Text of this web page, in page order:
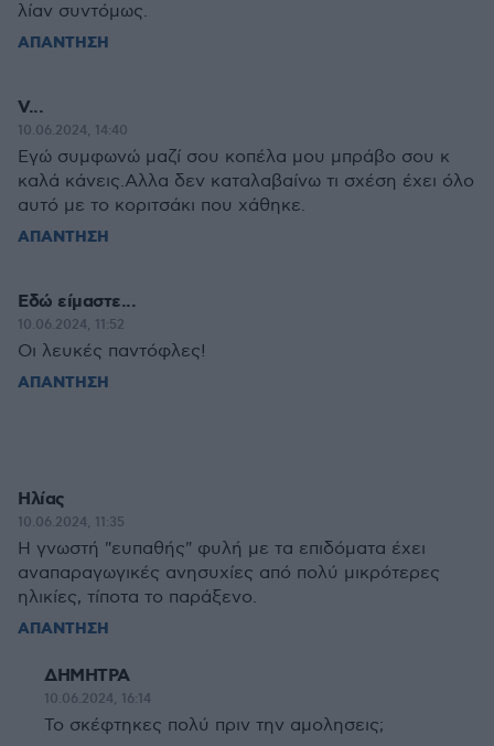
λίαν συντόμως.
ΑΠΑΝΤΗΣΗ
V...
10.06.2024, 14:40
Εγώ συμφωνώ μαζί σου κοπέλα μου μπράβο σου κ
καλά κάνεις.Αλλα δεν καταλαβαίνω τι σχέση έχει όλο
αυτό με το κοριτσάκι που χάθηκε.
ΑΠΑΝΤΗΣΗ
Εδώ είμαστε...
10.06.2024, 11:52
Οι λευκές παντόφλες!
ΑΠΑΝΤΗΣΗ
Ηλίας
10.06.2024, 11:35
Η γνωστή "ευπαθής" φυλή με τα επιδόματα έχει
αναπαραγωγικές ανησυχίες από πολύ μικρότερες
ηλικίες, τίποτα το παράξενο.
ΑΠΑΝΤΗΣΗ
ΔΗΜΗΤΡΑ
10.06.2024, 16:14
Το σκέφτηκες πολύ πριν την αμολησεις;